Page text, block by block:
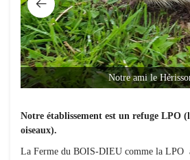
Notre ami le
Notre établissement est un refuge LPO
oiseaux).
La Ferme du BOIS-DIEU comme la LPO